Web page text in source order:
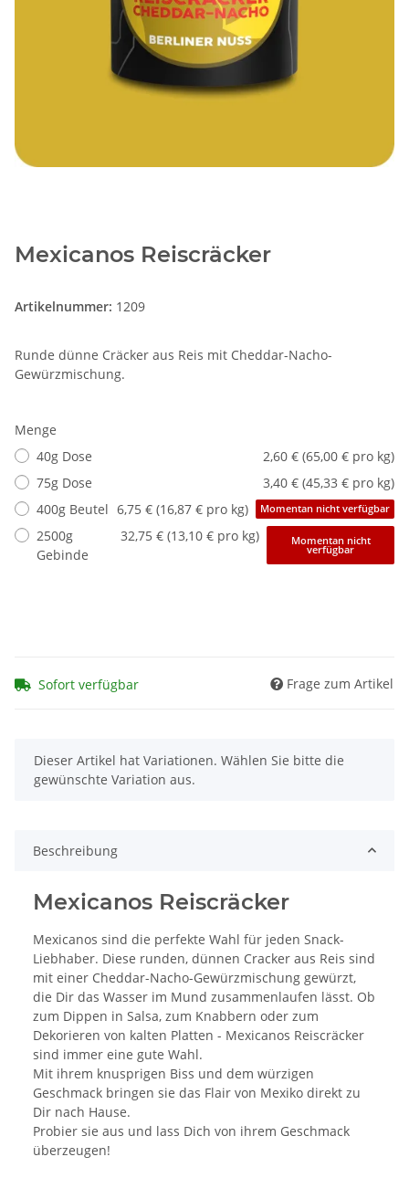
Mexicanos Reiscräcker
Artikelnummer: 1209
Runde dünne Cräcker aus Reis mit Cheddar-Nacho-
Gewürzmischung.
Menge
40g Dose
2,60 € (65,00 € pro kg)
75g Dose
3,40 € (45,33 € pro kg)
400g Beutel 6,75 € (16,87 € pro kg) Momentan nicht verfügbar
2500g
Gebinde
32,75 € (13,10 € pro kg) Momentan nicht
verfügbar
Sofort verfügbar Frage zum Artikel
x
Dieser Artikel hat Variationen. Wählen Sie bitte die
gewünschte Variation aus.
Beschreibung
Mexicanos Reiscräcker
Mexicanos sind die perfekte Wahl für jeden Snack-
Liebhaber. Diese runden, dünnen Cracker aus Reis sind
mit einer Cheddar-Nacho-Gewürzmischung gewürzt,
die Dir das Wasser im Mund zusammenlaufen lässt. Ob
zum Dippen in Salsa, zum Knabbern oder zum
Dekorieren von kalten Platten - Mexicanos Reiscräcker
sind immer eine gute Wahl.
Mit ihrem knusprigen Biss und dem würzigen
Geschmack bringen sie das Flair von Mexiko direkt zu
Dir nach Hause.
Probier sie aus und lass Dich von ihrem Geschmack
überzeugen!